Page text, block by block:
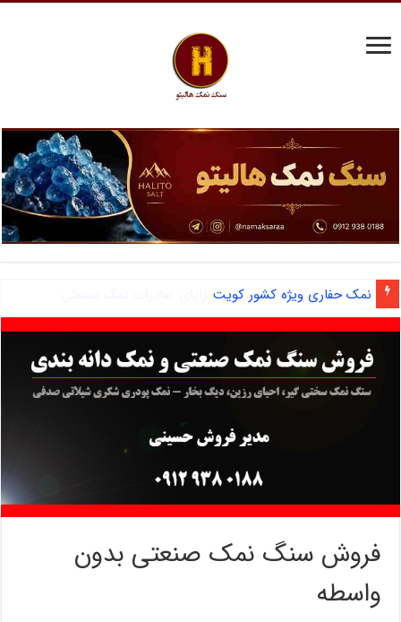
آشنایی با نمک دانه شکری و مزایای صادرات نمک صنعتی
فروش سنگ نمک صنعتی بدون
واسطه